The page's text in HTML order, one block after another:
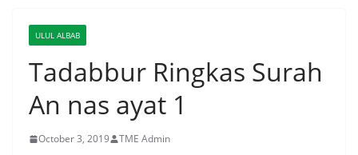
ULUL ALBAB
Tadabbur Ringkas Surah
An nas ayat 1
October 3, 2019 TME Admin